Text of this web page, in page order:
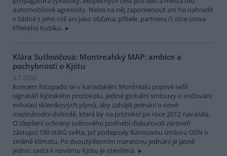
automobilové agresivity. Nelze na něj zapomenout ani ho nahradit
v žádné z jeho rolí ani jako občana, přítele, partnera či otce sotva
tříletého Kubíka.
Klára Sutlovičová: Montrealský MAP: ambice a
pochybnosti o Kjótu
9.1.2006
Koncem listopadu se v kanadském Montrealu poprvé sešli
signatáři Kjótského protokolu, jediné globální smlouvy o snižování
exhalací skleníkových plynů, aby zahájili jednání o nové
mezinárodní dohodě, která by na protokol po roce 2012 navázala.
O zlepšení ochrany světového podnebí diskutovali zároveň
zástupci 190 států světa, jež podepsaly Rámcovou úmluvu OSN o
změně klimatu. Po dvoutýdenním maratonu jednání je jasné
jedno: cesta k novému Kjótu je otevřená.